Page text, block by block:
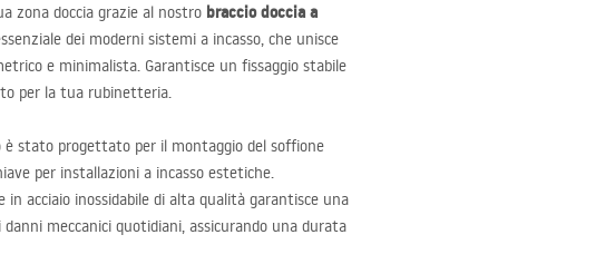
zona doccia grazie al nostro braccio doccia a
dei moderni sistemi a incasso, che unisce
e minimalista. Garantisce un fissaggio stabile
per la tua rubinetteria.
è stato progettato per il montaggio del soffione
per installazioni a incasso estetiche.
in acciaio inossidabile di alta qualità garantisce una
meccanici quotidiani, assicurando una durata